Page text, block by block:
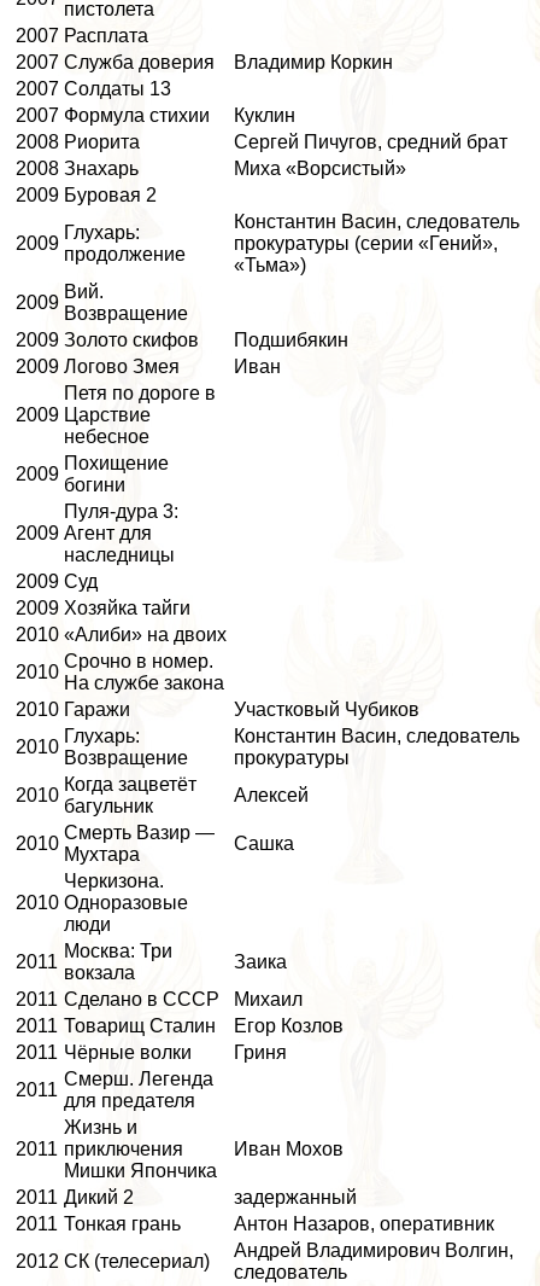
пистолета
2007 Расплата
2007 Служба доверия
Владимир Коркин
2007 Солдаты 13
2007 Формула стихии
Куклин
2008 Риорита
Сергeй Пичугов, средний брат
2008 Знахарь
Миха «Ворсистый»
2009 Буровая 2
2009
Глухарь:
продолжение
Константин Васин, следователь
прокуратуры (серии «Гений»,
«Тьма»)
2009
Вий.
Возвращение
2009 Золото скифов
Подшибякин
2009 Логово Змея Иван
2009
Петя по дороге в
Царствие
небесное
2009
Похищение
богини
2009
Пуля-дypa 3:
Агент для
наследницы
2009 Суд
2009 Хозяйка тайги
2010 «Алиби» на двоих
2010
Срочно в номер.
На службе закона
2010 Гаражи
Участковый Чубиков
2010
Глухарь:
Возвращение
Константин Васин, следователь
прокуратуры
2010
Когда зацветёт
багульник
Алексей
2010
Смерть Вазир —
Мухтара
Сашка
2010
Черкизона.
Одноразовые
люди
2011
Москва: Три
вокзала
Заика
2011 Сделано в СССР
Михаил
2011 Товарищ Сталин
Егор Козлов
2011 Чёрные волки
Гриня
2011
Смерш. Легенда
для предателя
2011
Жизнь и
приключения
Мишки Япончика
Иван Мохов
2011 Дикий 2
задержанный
2011 Тонкая грань
Антон Назаров, оперативник
2012 СК (телесериал)
Андрей Владимирович Волгин,
следователь